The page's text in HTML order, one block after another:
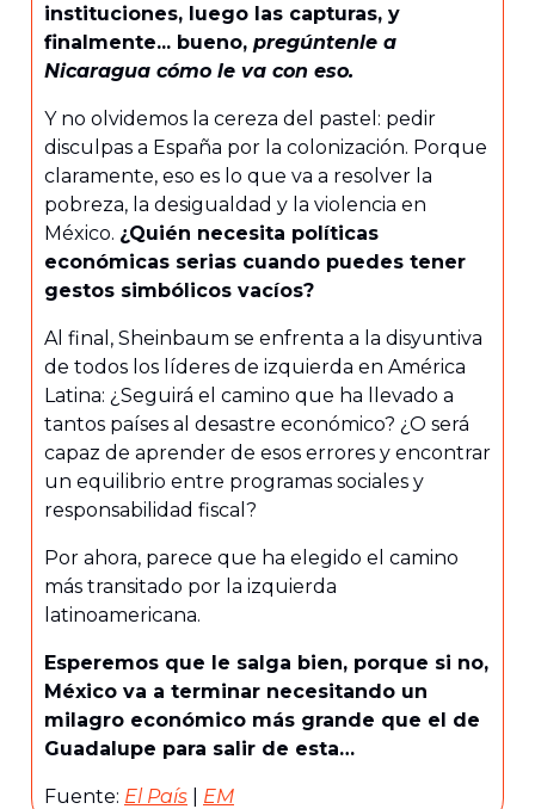
instituciones, luego las capturas, y
finalmente... bueno, pregúntenle a
Nicaragua cómo le va con eso.
Y no olvidemos la cereza del pastel: pedir
disculpas a España por la colonización. Porque
claramente, eso es lo que va a resolver la
pobreza, la desigualdad y la violencia en
México. ¿Quién necesita políticas
económicas serias cuando puedes tener
gestos simbólicos vacíos?
Al final, Sheinbaum se enfrenta a la disyuntiva
de todos los líderes de izquierda en América
Latina: ¿Seguirá el camino que ha llevado a
tantos países al desastre económico? ¿O será
capaz de aprender de esos errores y encontrar
un equilibrio entre programas sociales y
responsabilidad fiscal?
Por ahora, parece que ha elegido el camino
más transitado por la izquierda
latinoamericana.
Esperemos que le salga bien, porque si no,
México va a terminar necesitando un
milagro económico más grande que el de
Guadalupe para salir de esta…
Fuente: El País EM